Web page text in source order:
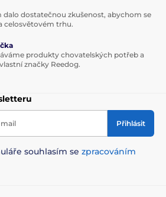
dalo dostatečnou zkušenost, abychom se
celosvětovém trhu.
produkty chovatelských potřeb a
značky Reedog.
Přihlásit
souhlasím se zpracováním